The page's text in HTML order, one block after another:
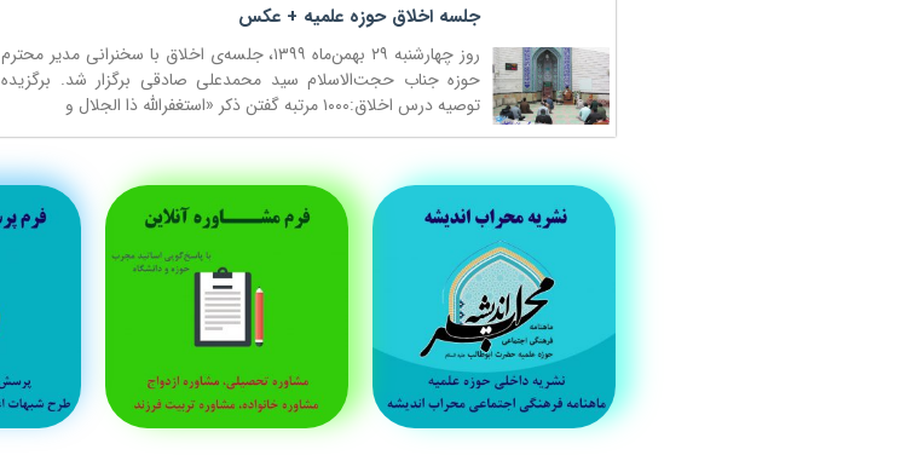
جلسه اخلاق حوزه علمیه + عکس
روز چهارشنبه ۲۹ بهمن‌ماه ۱۳۹۹، جلسه‌ی اخلاق با سخنرانی مدیر محترم
حوزه جناب حجت‌الاسلام سید محمدعلی صادقی برگزار شد. برگزیده
توصیه درس اخلاق:۱۰۰۰ مرتبه گفتن ذکر «استغفرالله ذا الجلال و